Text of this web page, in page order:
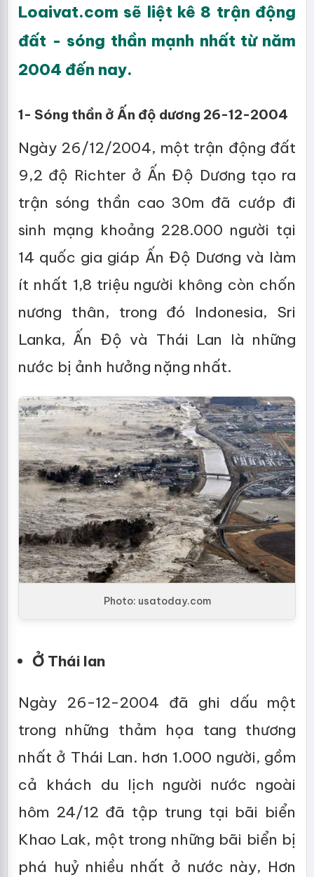
Loaivat.com sẽ liệt kê 8 trận động
đất - sóng thần mạnh nhất từ năm
2004 đến nay.
1- Sóng thần ở Ấn độ dương 26-12-2004
Ngày 26/12/2004, một trận động đất
9,2 độ Richter ở Ấn Độ Dương tạo ra
trận sóng thần cao 30m đã cướp đi
sinh mạng khoảng 228.000 người tại
14 quốc gia giáp Ấn Độ Dương và làm
ít nhất 1,8 triệu người không còn chốn
nương thân, trong đó Indonesia, Sri
Lanka, Ấn Độ và Thái Lan là những
nước bị ảnh hưởng nặng nhất.
Photo: usatoday.com
Ở Thái lan
Ngày 26-12-2004 đã ghi dấu một
trong những thảm họa tang thương
nhất ở Thái Lan. hơn 1.000 người, gồm
cả khách du lịch người nước ngoài
hôm 24/12 đã tập trung tại bãi biển
Khao Lak, một trong những bãi biển bị
phá huỷ nhiều nhất ở nước này, Hơn